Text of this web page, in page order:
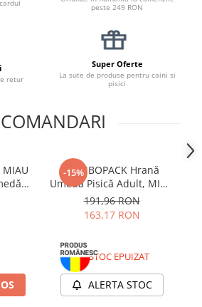
peste 249 RON
retur
Super Oferte
La sute de produse pentru caini si
pisici
în
-15%
COMBOPACK Hrană
Umedă Pisică Adult, MIAU
MIAU, Pui, Curcan, Vită și
Rață, 96x100g
191,96 RON
163,17 RON
STOC EPUIZAT
ALERTA STOC